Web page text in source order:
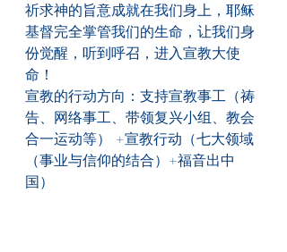
祈求神的旨意成就在我们身上，耶稣
基督完全掌管我们的生命，让我们身
份觉醒，听到呼召，进入宣教大使
命！
宣教的行动方向：支持宣教事工（祷
告、网络事工、带领复兴小组、教会
合一运动等） +宣教行动（七大领域
（事业与信仰的结合）+福音出中
国）